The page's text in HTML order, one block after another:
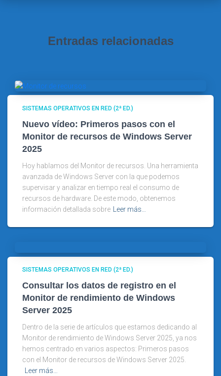
Entradas relacionadas
SISTEMAS OPERATIVOS EN RED (2ª ED.)
Nuevo vídeo: Primeros pasos con el
Monitor de recursos de Windows Server
2025
Hoy hablamos del Monitor de recursos. Una herramienta
avanzada de Windows Server con la que podemos
supervisar y analizar en tiempo real el consumo de
recursos de hardware. De este modo, obtenemos
información detallada sobre
Leer más…
SISTEMAS OPERATIVOS EN RED (2ª ED.)
Consultar los datos de registro en el
Monitor de rendimiento de Windows
Server 2025
Dentro de la serie de artículos que estamos dedicando al
Monitor de rendimiento de Windows Server 2025, ya nos
hemos centrado en varios aspectos: Primeros pasos
con el Monitor de recursos de Windows Server 2025.
Leer más…